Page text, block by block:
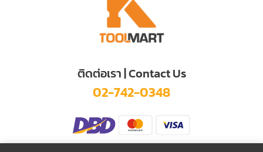
ติดต่อเรา | Contact Us
02-742-0348